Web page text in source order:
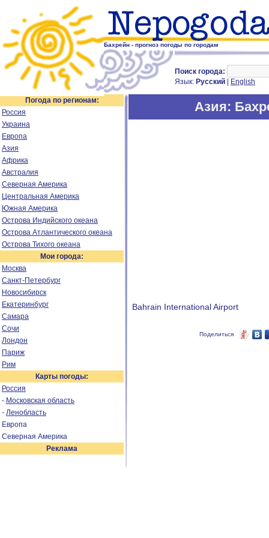
Бахрейн - прогноз погоды по городам
Поиск города:
Язык: Русский English
Погода по регионам:
Россия
Украина
Европа
Азия
Африка
Австралия
Северная Америка
Центральная Америка
Южная Америка
Острова Индийского океана
Острова Атлантического океана
Острова Тихого океана
Мои города:
Москва
Санкт-Петербург
Новосибирск
Екатеринбург
Самара
Сочи
Лондон
Париж
Рим
Карты погоды:
Россия
- Московская область
- Ленобласть
Европа
Северная Америка
Реклама
Азия:
Bahrain International Airport
Поделиться